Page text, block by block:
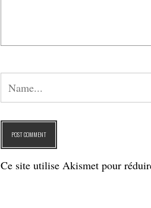
Ce site utilise Akismet pour